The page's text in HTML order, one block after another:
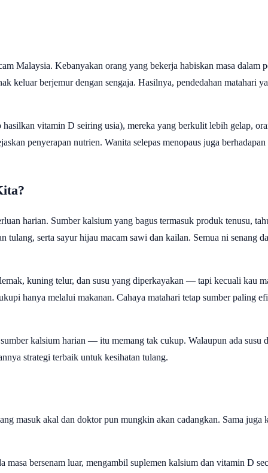
Malaysia. Kebanyakan orang yang bekerja habiskan masa dalam
keluar berjemur dengan sengaja. Hasilnya, pendedahan matahari
vitamin D seiring usia), mereka yang berkulit lebih gelap,
penyerapan nutrien. Wanita selepas menopaus juga
harian. Sumber kalsium yang bagus termasuk produk tenusu,
serta sayur hijau macam sawi dan kailan. Semua ni senang
kuning telur, dan susu yang diperkayakan — tapi kecuali kau
hanya melalui makanan. Cahaya matahari tetap sumber paling
kalsium harian — itu memang tak cukup. Walaupun ada susu
strategi terbaik untuk kesihatan tulang.
masuk akal dan doktor pun mungkin akan cadangkan. Sama juga
bersenam luar, mengambil suplemen kalsium dan vitamin D